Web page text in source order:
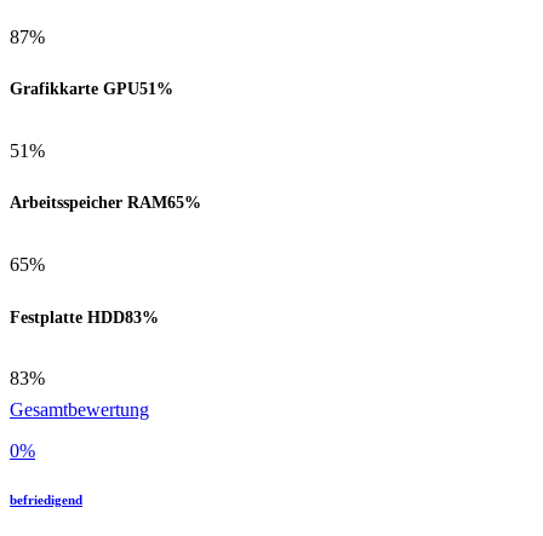
87%
Grafikkarte GPU51%
51%
Arbeitsspeicher RAM65%
65%
Festplatte HDD83%
83%
Gesamtbewertung
0%
befriedigend